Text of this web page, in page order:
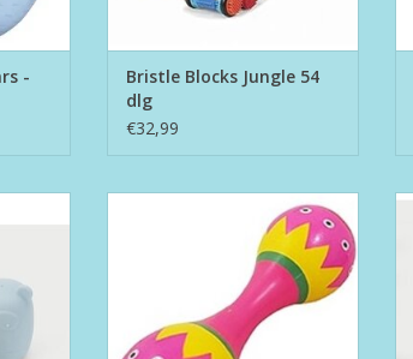
-
Bristle Blocks Jungle 54
dlg
€32,99
Dubbele Sambabal Roze
TOEVOEGEN AAN WINKELWAGEN